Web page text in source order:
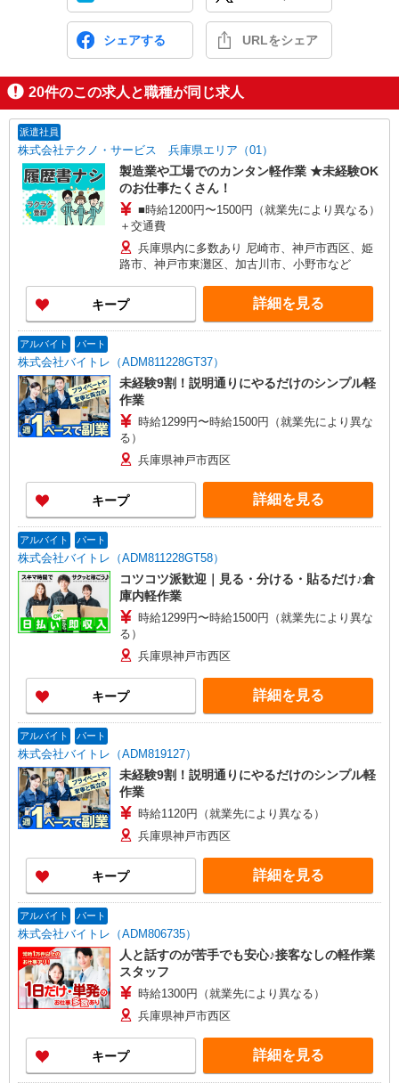
シェアする URLをシェア
20件のこの求人と職種が同じ求人
派遣社員
株式会社テクノ・サービス 兵庫県エリア（01）
製造業や工場でのカンタン軽作業 ★未経験OK
のお仕事たくさん！
■時給1200円〜1500円（就業先により異なる）
＋交通費
兵庫県内に多数あり 尼崎市、神戸市西区、姫
路市、神戸市東灘区、加古川市、小野市など
キープ 詳細を見る
アルバイト パート
株式会社バイトレ（ADM811228GT37）
未経験9割！説明通りにやるだけのシンプル軽
作業
時給1299円〜時給1500円（就業先により異な
る）
兵庫県神戸市西区
キープ 詳細を見る
アルバイト パート
株式会社バイトレ（ADM811228GT58）
コツコツ派歓迎｜見る・分ける・貼るだけ♪倉
庫内軽作業
時給1299円〜時給1500円（就業先により異な
る）
兵庫県神戸市西区
キープ 詳細を見る
アルバイト パート
株式会社バイトレ（ADM819127）
未経験9割！説明通りにやるだけのシンプル軽
作業
時給1120円（就業先により異なる）
兵庫県神戸市西区
キープ 詳細を見る
アルバイト パート
株式会社バイトレ（ADM806735）
人と話すのが苦手でも安心♪接客なしの軽作業
スタッフ
時給1300円（就業先により異なる）
兵庫県神戸市西区
キープ 詳細を見る